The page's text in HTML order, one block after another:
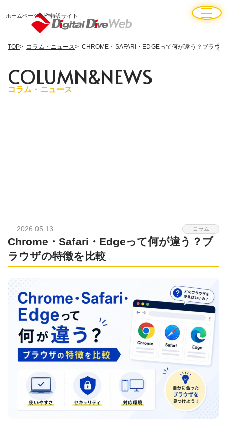
ホームページ制作特設サイト
TOP コラム・ニュース CHROME・SAFARI・EDGEって何が違う？ブラウ
COLUMN&NEWS
コラム・ニュース
2026.05.13 コラム
Chrome・Safari・Edgeって何が違う？ブ
ラウザの特徴を比較